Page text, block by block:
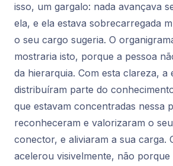
isso, um gargalo: nada avançava
ela, e ela estava sobrecarregada
o seu cargo sugeria. O
mostraria isto, porque a pessoa
da hierarquia. Com esta clareza, a
distribuíram parte do
que estavam concentradas nessa
reconheceram e valorizaram o
conector, e aliviaram a sua carga.
acelerou visivelmente, não porque